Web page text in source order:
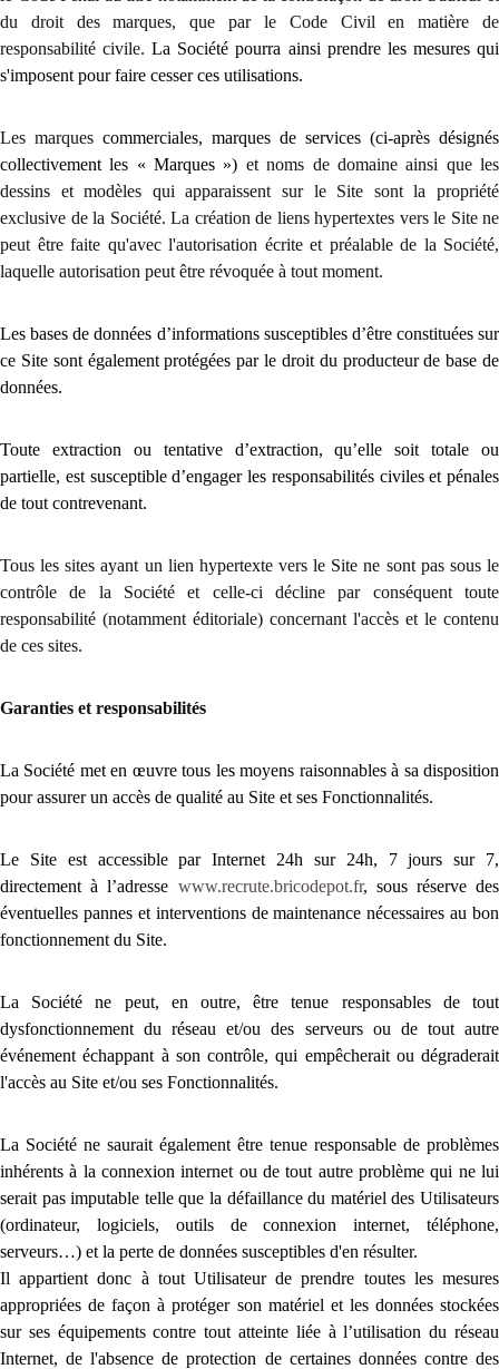
du droit des marques, que par le Code Civil en matière de
responsabilité civile.La Société pourra ainsi prendre les mesures qui
s'imposent pour faire cesser ces utilisations.
Les marques commerciales, marques de services (ci-après désignés
collectivement les « Marques ») et noms de domaine ainsi que les
dessins et modèles qui apparaissent sur le Site sont la propriété
exclusive de la Société. La création de liens hypertextes vers le Site ne
peut être faite qu'avec l'autorisation écrite et préalable de la Société,
laquelle autorisation peut être révoquée à tout moment.
Les bases de données d’informations susceptibles d’être constituées sur
ce Site sont également protégées par le droit du producteur de base de
données.
Toute extraction ou tentative d’extraction, qu’elle soit totale ou
partielle, est susceptible d’engager les responsabilités civiles et pénales
de tout contrevenant.
Tous les sites ayant un lien hypertexte vers le Site ne sont pas sous le
contrôle de la Société et celle-ci décline par conséquent toute
responsabilité (notamment éditoriale) concernant l'accès et le contenu
de ces sites.
Garanties et responsabilités
La Société met en œuvre tous les moyens raisonnables à sa disposition
pour assurer un accès de qualité au Site et ses Fonctionnalités.
Le Site est accessible par Internet 24h sur 24h, 7 jours sur 7,
directement à l’adresse www.recrute.bricodepot.fr, sous réserve des
éventuelles pannes et interventions de maintenance nécessaires au bon
fonctionnement du Site.
La Société ne peut, en outre, être tenue responsables de tout
dysfonctionnement du réseau et/ou des serveurs ou de tout autre
événement échappant à son contrôle, qui empêcherait ou dégraderait
l'accès au Site et/ou ses Fonctionnalités.
La Société ne saurait également être tenue responsable de problèmes
inhérents à la connexion internet ou de tout autre problème qui ne lui
serait pas imputable telle que la défaillance du matériel des Utilisateurs
(ordinateur, logiciels, outils de connexion internet, téléphone,
serveurs…) et la perte de données susceptibles d'en résulter.
Il appartient donc à tout Utilisateur de prendre toutes les mesures
appropriées de façon à protéger son matériel et les données stockées
sur ses équipements contre tout atteinte liée à l’utilisation du réseau
Internet, de l'absence de protection de certaines données contre des